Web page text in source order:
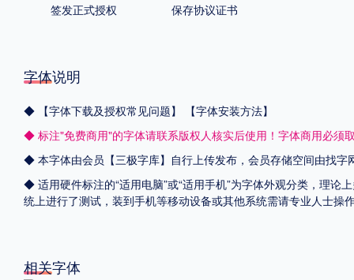
签发正式授权
保存协议证书
字体说明
◆ 【字体下载及授权常见问题】
【字体安装方法】
◆ 标注"免费商用"的字体请联系版权人核实后使用！字体商用必须
◆ 本字体由会员【三极字库】自行上传发布，会员存储空间由找
◆ 适用硬件标注的“适用电脑”或“适用手机”为字体外观分类，理论
统上进行了测试，装到手机等移动设备或其他系统需请专业人士
相关字体